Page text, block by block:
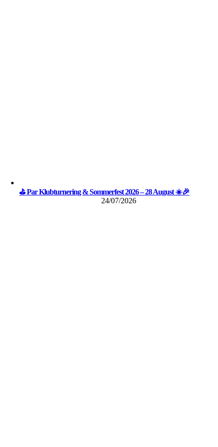
⛳ Par Klubturnering & Sommerfest 2026 – 28 August ☀️🎉
24/07/2026